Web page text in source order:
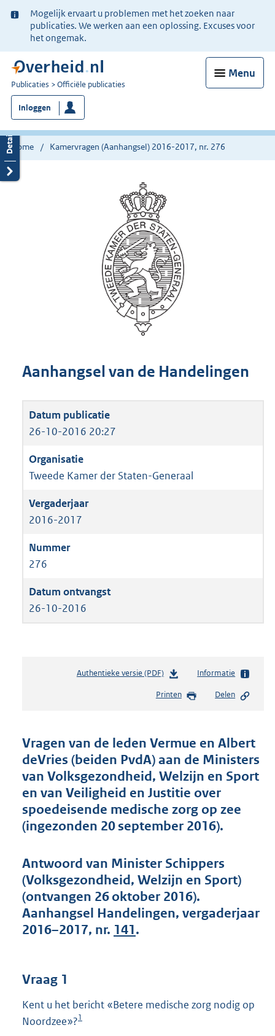
Ter
informatie:
Mogelijk ervaart u problemen met het zoeken naar
publicaties. We werken aan een oplossing. Excuses voor
het ongemak.
Menu
U
bent
nu
hier:
Publicaties Officiële publicaties
Inloggen
Home Kamervragen (Aanhangsel) 2016-2017, nr. 276
Aanhangsel van de Handelingen
26-10-2016 20:27
Tweede Kamer der Staten-Generaal
2016-2017
276
26-10-2016
Authentieke versie (PDF)b
s
d
s
g
r
o
t
4
0
b
Informatie
Printen Delen
Vragen van de leden Vermue en Albert
deVries (beiden PvdA) aan de Ministers
van Volksgezondheid, Welzijn en Sport
en van Veiligheid en Justitie over
spoedeisende medische zorg op zee
(ingezonden 20 september 2016).
Antwoord van Minister Schippers
(Volksgezondheid, Welzijn en Sport)
(ontvangen 26 oktober 2016).
Aanhangsel Handelingen, vergaderjaar
2016–2017, nr. 141.
Vraag 1
Kent u het bericht «Betere medische zorg nodig op
Noordzee»?1